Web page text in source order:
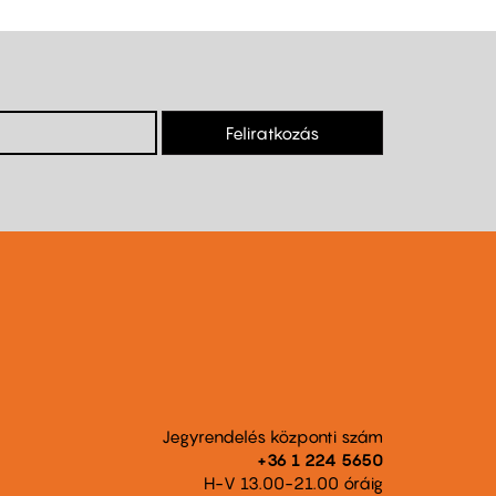
Feliratkozás
Jegyrendelés központi szám
+36 1 224 5650
H-V 13.00-21.00 óráig